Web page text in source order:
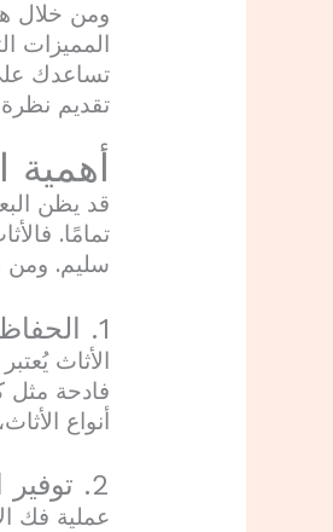
ومن خلال
المميزات
تساعدك
تقديم
قد يظن
تمامًا.
سليم. ومن
1. الحفاظ على سلامة الأثاث
الأثاث
فادحة
أنواع
2. توفير الوقت والجهد
عملية فك